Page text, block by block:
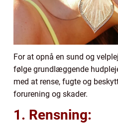
For at opnå en sund og
følge grundlæggende
med at rense, fugte og
forurening og skader.
1. Rensning: